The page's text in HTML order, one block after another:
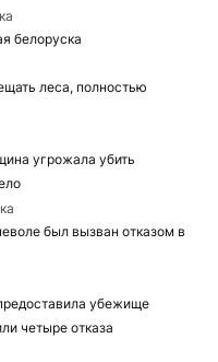
белоруска
леса, полностью
угрожала убить
был вызван отказом в
убежище
четыре отказа